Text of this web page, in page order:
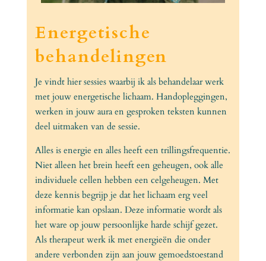
Energetische
behandelingen
Je vindt hier sessies waarbij ik als behandelaar werk
met jouw energetische lichaam. Handopleggingen,
werken in jouw aura en gesproken teksten kunnen
deel uitmaken van de sessie.
Alles is energie en alles heeft een trillingsfrequentie.
Niet alleen het brein heeft een geheugen, ook alle
individuele cellen hebben een celgeheugen. Met
deze kennis begrijp je dat het lichaam erg veel
informatie kan opslaan. Deze informatie wordt als
het ware op jouw persoonlijke harde schijf gezet.
Als therapeut werk ik met energieën die onder
andere verbonden zijn aan jouw gemoedstoestand